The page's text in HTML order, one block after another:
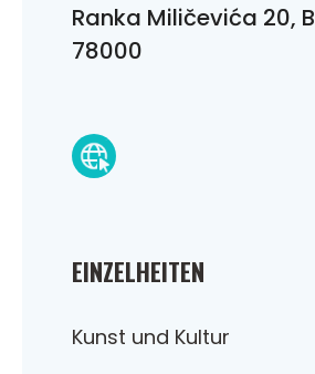
EINZELHEITEN
Kunst und Kultur
Ranka Miličevića 20,
78000